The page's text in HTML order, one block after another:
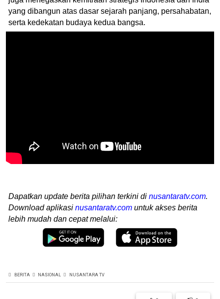
yang dibangun atas dasar sejarah panjang, persahabatan,
serta kedekatan budaya kedua bangsa.
Dapatkan update berita pilihan terkini di nusantaratv.com.
Download aplikasi nusantaratv.com untuk akses berita
lebih mudah dan cepat melalui:
BERITA NASIONAL NUSANTARA TV